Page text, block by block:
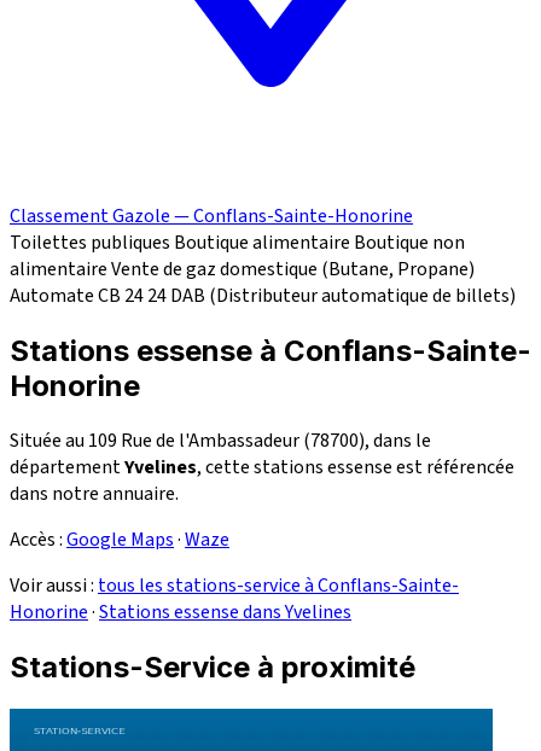
Classement Gazole — Conflans-Sainte-Honorine
Toilettes publiques Boutique alimentaire Boutique non
alimentaireVente de gaz domestique (Butane, Propane)
Automate CB 2424DAB (Distributeur automatique de billets)
Stations essense à Conflans-Sainte-
Honorine
Située au 109 Rue de l'Ambassadeur (78700), dans le
départementYvelines, cette stations essense est référencée
dans notre annuaire.
Accès :Google Maps·Waze
Voir aussi : tous les stations-service à Conflans-Sainte-
Honorine·Stations essense dans Yvelines
Stations-Service à proximité